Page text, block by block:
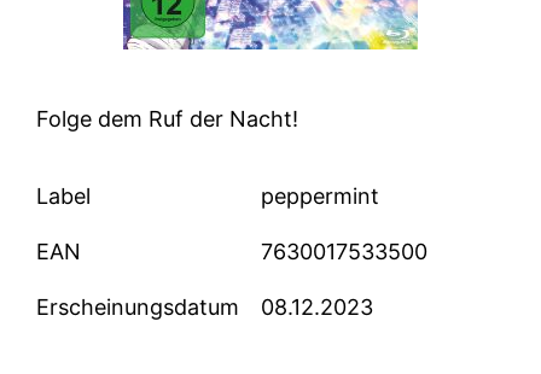
Folge dem Ruf der Nacht!
Label peppermint
EAN 7630017533500
Erscheinungsdatum 08.12.2023